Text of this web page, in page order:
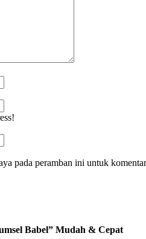
pada peramban ini untuk
Babel” Mudah & Cepat